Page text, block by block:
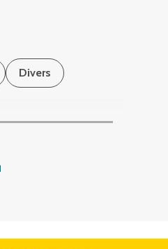
Divers